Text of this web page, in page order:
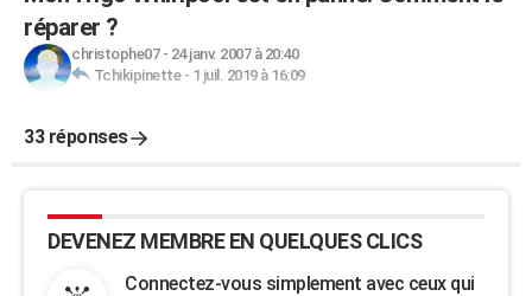
réparer ?
christophe07- 24 janv. 2007 à 20:40
Tchikipinette- 1 juil. 2019 à 16:09
33 réponses
DEVENEZ MEMBRE EN QUELQUES CLICS
Connectez-vous simplement avec ceux qui